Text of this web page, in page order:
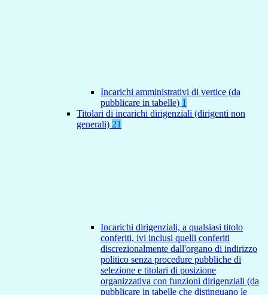
Incarichi amministrativi di vertice (da
pubblicare in tabelle) 1
Titolari di incarichi dirigenziali (dirigenti non
generali) 21
Incarichi dirigenziali, a qualsiasi titolo
conferiti, ivi inclusi quelli conferiti
discrezionalmente dall'organo di indirizzo
politico senza procedure pubbliche di
selezione e titolari di posizione
organizzativa con funzioni dirigenziali (da
pubblicare in tabelle che distinguano le